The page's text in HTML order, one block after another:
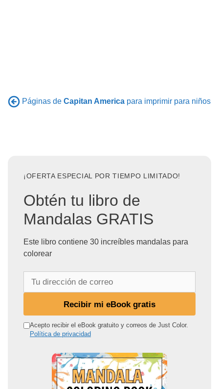
Páginas de Capitan America para imprimir para niños
¡OFERTA ESPECIAL POR TIEMPO LIMITADO!
Obtén tu libro de
Mandalas GRATIS
Este libro contiene 30 increíbles mandalas para
colorear
r
Recibir mi eBook gratis
Acepto recibir el eBook gratuito y correos de Just Color.
Política de privacidad